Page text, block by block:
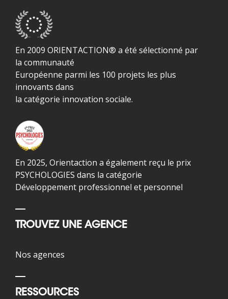
En 2009 ORIENTACTION® a été sélectionné par
la communauté
Européenne parmi les 100 projets les plus
innovants dans
la catégorie innovation sociale.
En 2025, Orientaction a également reçu le prix
PSYCHOLOGIES dans la catégorie
Développement professionnel et personnel
TROUVEZ UNE AGENCE
Nos agences
RESSOURCES